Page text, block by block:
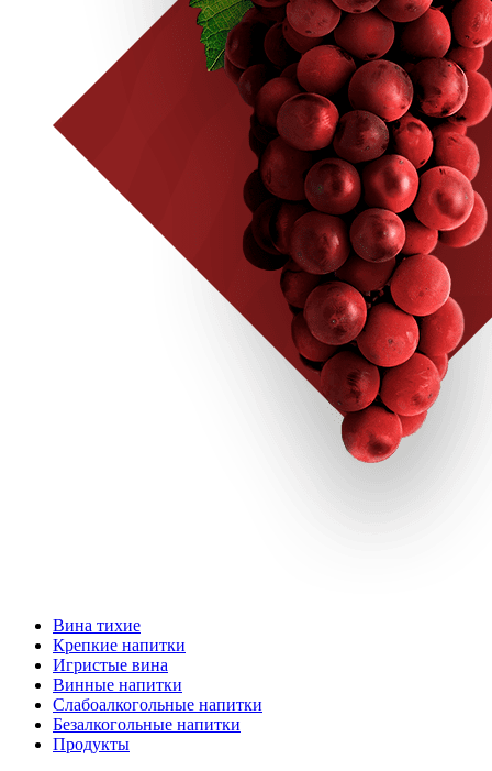
Вина тихие
Крепкие напитки
Игристые вина
Винные напитки
Слабоалкогольные напитки
Безалкогольные напитки
Продукты